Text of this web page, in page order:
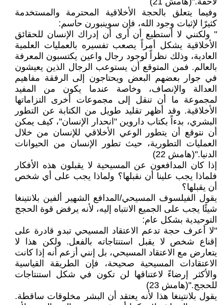
وفيما يتعلق بالحجة الأخلاقية المحترمة والمستخدمة
كثيرًا لإثبات وجود الله، فإن سوينبورن حاسم:
" ولكنني لا أستطيع أن أرى أن إدراك الإنسان للحقائق
الأخلاقية يشكل أمراً يصعب تفسيره بالعمليات العلمية
العادية، وذلك نظراً لوجود رجال واعين يكتسبون المعرفة
بالعالم. فمن المتوقع أن يستوعب الرجال الذين يعيشون
في جوار بعضهم البعض ويحتاجون إلى الرفقة مفاهيم
العدالة والإنصاف، وخاصة عندما يكون من المفيد
لمجموعة ما أن تنقل إلى مجموعات أخرى التزاماتها
الأخلاقية. وقد أظهر تقليد طويل من الكتابة عن التطور
البشري، بدءاً بكتاب داروين "انحدار الإنسان"، كيف يمكن
أن نتوقع أن يتطور الوعي الأخلاقي للإنسان من خلال
العمليات التطورية، حيث تطور الإنسان من الحيوانات
الدنيا."(هامش 22)
إذا كان المدافعون عن المسيحية لا يقبلون هذه الأفكار
فلماذا يجب علينا أن نقبلها؟ ولماذا يجب على أي شخص
أن يقبلها؟
يقول الفيلسوف المسيحي/المدافع الشهير ألفين بلانتينغا
شيئًا يجب على الجميع الانتباه إليه، لأنه يرفض قوة الحجج
التوحيدية بشكل عام:
"لا أعرف حجة تدعم الاعتقاد المسيحي تبدو قادرة على
إقناع شخص لا يقبل استنتاجاته بالفعل. ولكن هذا لا
يتعارض مع الاعتقاد المسيحي، بل إنني أزعم أنه إذا كانت
الاعتقادات المسيحية صحيحة، فإن الطريقة القياسية
والأكثر إرضاءً لاعتناقها لن تكون في شكل استنتاجات
للحجج."(هامش 23)
يقول بلانتينغا هذا لأنه يعتقد أن البشر مخلوقات ساقطة.